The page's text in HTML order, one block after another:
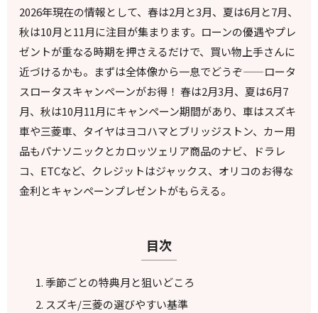
2026年現在の情報として、春は2月と3月、夏は6月と7月、
秋は10月と11月に注目が集まります。ローンの優遇やプレ
ゼントが重なる時期を押さえるだけで、買い物上手さんに
近づけるかも。まずは全体像から一息でどうぞ——ロータ
スロータスキャンペーンがお得！ 春は2月3月、夏は6月7
月、秋は10月11月にキャンペーン期間があり、車はスズキ
車や三菱車、タイヤはヨコハマとブリッジストン、カー用
品もパナソニックとカロッツェリア商品のナビ、ドラレ
コ、ETCなど、クレジットはジャックス、オリコのお得な
金利とキャンペーンプレゼントがもらえる。
目次
季節ごとの特典月と狙いどころ
スズキ/三菱の選びやすい基準